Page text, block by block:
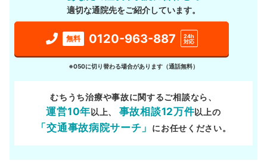
適切な通院先をご紹介しています。
無料 0120-963-887
24h
対応
※050に切り替わる場合があります（通話無料）
むちうち治療や事故に関するご相談なら、
運営10年以上、 事故相談12万件以上の
「交通事故病院サーチ」 にお任せください。